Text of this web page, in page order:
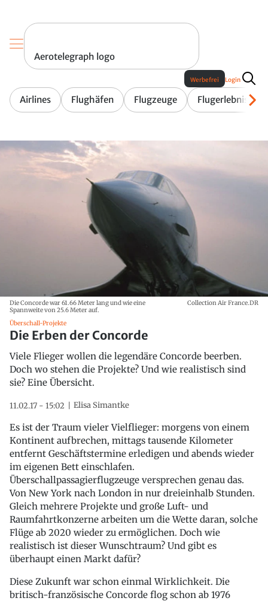
Aerotelegraph logo
Airlines Flughäfen Flugzeuge Flugerlebnis
Werbefrei Login
Die Concorde war 61.66 Meter lang und wie eine
Spannweite von 25.6 Meter auf.
Collection Air France.DR
Überschall-Projekte
Die Erben der Concorde
Viele Flieger wollen die legendäre Concorde beerben.
Doch wo stehen die Projekte? Und wie realistisch sind
sie? Eine Übersicht.
11.02.17 - 15:02 Elisa Simantke
Es ist der Traum vieler Vielflieger: morgens von einem
Kontinent aufbrechen, mittags tausende Kilometer
entfernt Geschäftstermine erledigen und abends wieder
im eigenen Bett einschlafen.
Überschallpassagierflugzeuge versprechen genau das.
Von New York nach London in nur dreieinhalb Stunden.
Gleich mehrere Projekte und große Luft- und
Raumfahrtkonzerne arbeiten um die Wette daran, solche
Flüge ab 2020 wieder zu ermöglichen. Doch wie
realistisch ist dieser Wunschtraum? Und gibt es
überhaupt einen Markt dafür?
Diese Zukunft war schon einmal Wirklichkeit. Die
britisch-französische Concorde flog schon ab 1976